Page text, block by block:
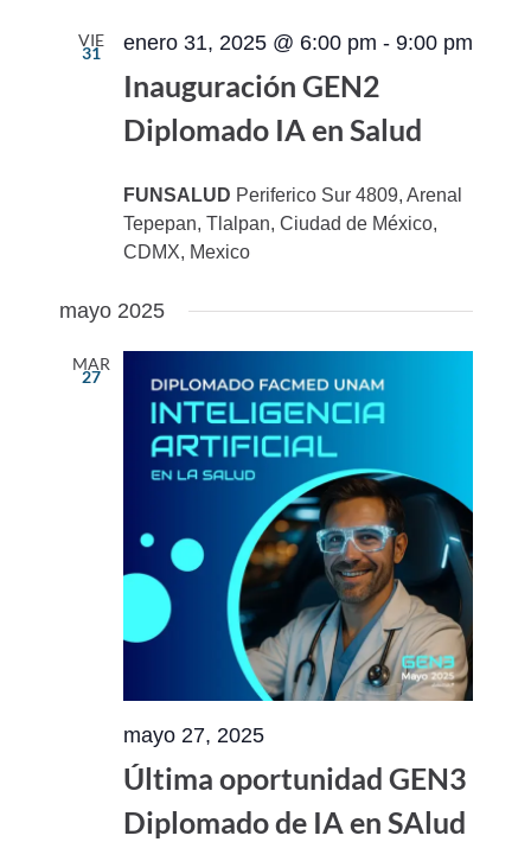
VIE
31 enero 31, 2025 @ 6:00 pm - 9:00 pm
Inauguración GEN2
Diplomado IA en Salud
FUNSALUD Periferico Sur 4809, Arenal
Tepepan, Tlalpan, Ciudad de México,
CDMX, Mexico
mayo 2025
MAR
27
mayo 27, 2025
Última oportunidad GEN3
Diplomado de IA en SAlud